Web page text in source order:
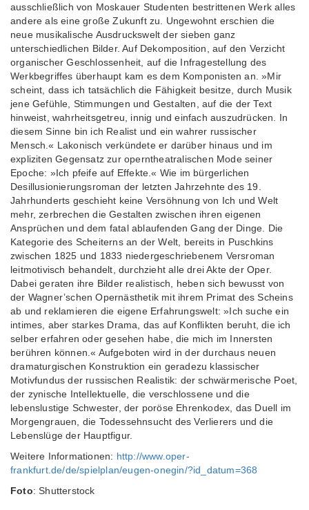
ausschließlich von Moskauer Studenten bestrittenen Werk alles
andere als eine große Zukunft zu. Ungewohnt erschien die
neue musikalische Ausdruckswelt der sieben ganz
unterschiedlichen Bilder. Auf Dekomposition, auf den Verzicht
organischer Geschlossenheit, auf die Infragestellung des
Werkbegriffes überhaupt kam es dem Komponisten an. »Mir
scheint, dass ich tatsächlich die Fähigkeit besitze, durch Musik
jene Gefühle, Stimmungen und Gestalten, auf die der Text
hinweist, wahrheitsgetreu, innig und einfach auszudrücken. In
diesem Sinne bin ich Realist und ein wahrer russischer
Mensch.« Lakonisch verkündete er darüber hinaus und im
expliziten Gegensatz zur operntheatralischen Mode seiner
Epoche: »Ich pfeife auf Effekte.« Wie im bürgerlichen
Desillusionierungsroman der letzten Jahrzehnte des 19.
Jahrhunderts geschieht keine Versöhnung von Ich und Welt
mehr, zerbrechen die Gestalten zwischen ihren eigenen
Ansprüchen und dem fatal ablaufenden Gang der Dinge. Die
Kategorie des Scheiterns an der Welt, bereits in Puschkins
zwischen 1825 und 1833 niedergeschriebenem Versroman
leitmotivisch behandelt, durchzieht alle drei Akte der Oper.
Dabei geraten ihre Bilder realistisch, heben sich bewusst von
der Wagner’schen Opernästhetik mit ihrem Primat des Scheins
ab und reklamieren die eigene Erfahrungswelt: »Ich suche ein
intimes, aber starkes Drama, das auf Konflikten beruht, die ich
selber erfahren oder gesehen habe, die mich im Innersten
berühren können.« Aufgeboten wird in der durchaus neuen
dramaturgischen Konstruktion ein geradezu klassischer
Motivfundus der russischen Realistik: der schwärmerische Poet,
der zynische Intellektuelle, die verschlossene und die
lebenslustige Schwester, der poröse Ehrenkodex, das Duell im
Morgengrauen, die Todessehnsucht des Verlierers und die
Lebenslüge der Hauptfigur.
Weitere Informationen: http://www.oper-
frankfurt.de/de/spielplan/eugen-onegin/?id_datum=368
Foto: Shutterstock